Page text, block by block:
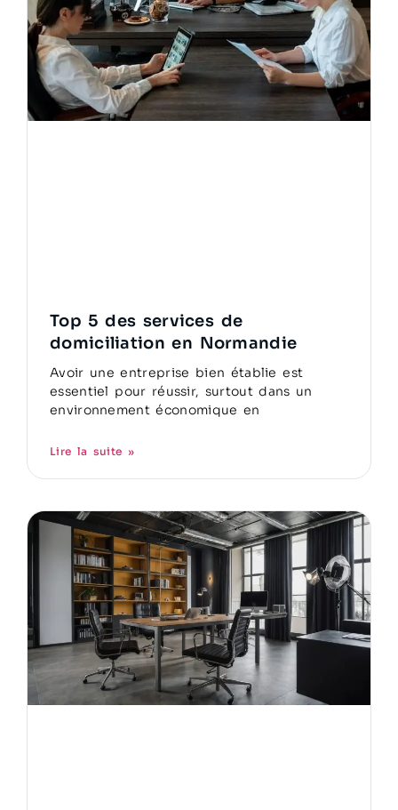
Top 5 des services de
domiciliation en Normandie
Avoir une entreprise bien établie est
essentiel pour réussir, surtout dans un
environnement économique en
Lire la suite »